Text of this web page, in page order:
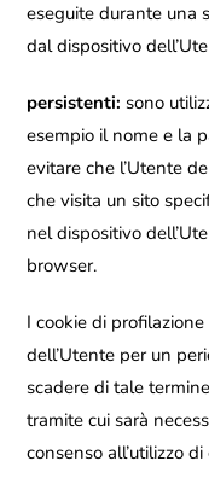
eseguite durante una
dal dispositivo
persistenti:sono
esempio il nome e la
evitare che l’Utente
che visita un sito
nel dispositivo
browser.
I cookie di
dell’Utente per un
scadere di tale
tramite cui sarà
consenso all’utilizzo